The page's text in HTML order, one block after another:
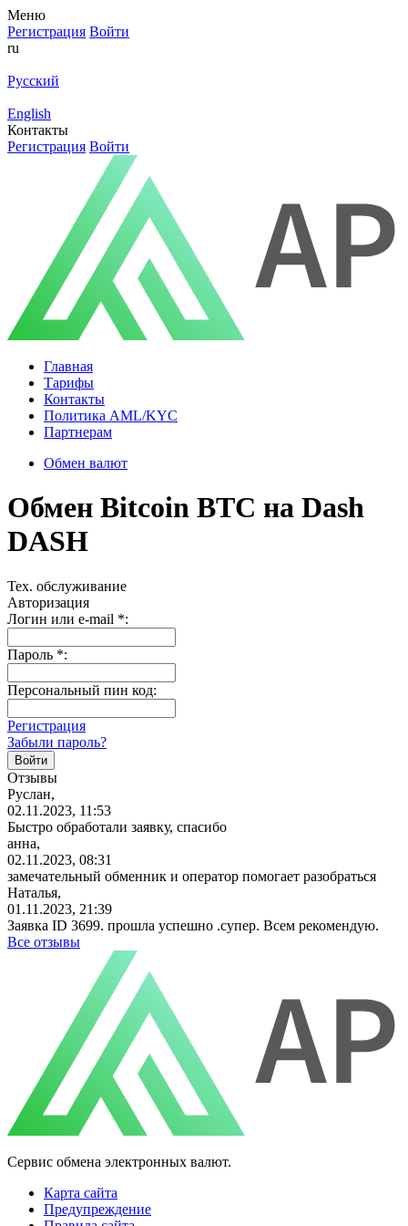
Меню
Регистрация Войти
ru
Русский
English
Контакты
Регистрация Войти
Главная
Тарифы
Контакты
Политика AML/KYC
Партнерам
Обмен валют
Обмен Bitcoin BTC на Dash
DASH
Тех. обслуживание
Авторизация
Логин или e-mail *:
Пароль *:
Персональный пин код:
Регистрация
Забыли пароль?
Отзывы
Руслан,
02.11.2023, 11:53
Быстро обработали заявку, спасибо
анна,
02.11.2023, 08:31
замечательный обменник и оператор помогает разобраться
Наталья,
01.11.2023, 21:39
Заявка ID 3699. прошла успешно .супер. Всем рекомендую.
Все отзывы
Сервис обмена электронных валют.
Карта сайта
Предупреждение